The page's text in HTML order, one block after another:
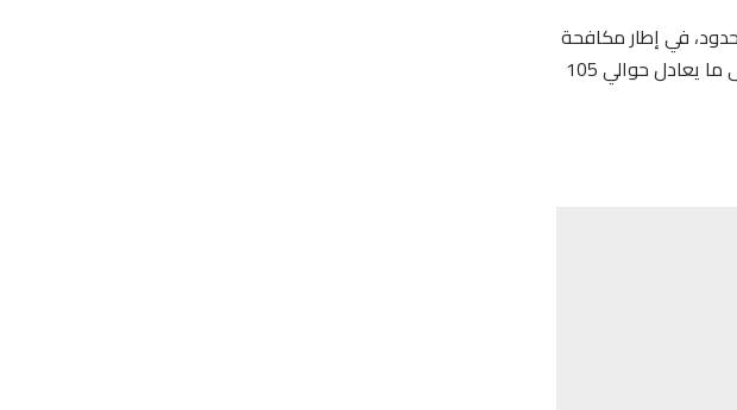
في إطار مكافحة
إدخال العملات دون تصريح مسبق، مكنت من مصادرة هذه العملات أثناء مراقبة المسافرين، وصلت إلى ما يعادل حوالي 105